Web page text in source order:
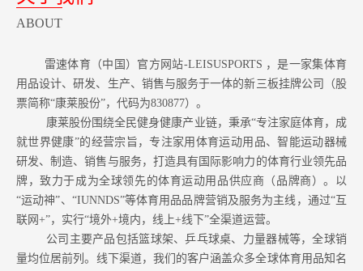
ABOUT
雷速体育（中国）官方网站-LEISUSPORTS ，是一家集体育
用品设计、研发、生产、销售与服务于一体的新三板挂牌公司（股
票简称“康莱股份”，代码为830877）。
康莱股份围绕全民健身健康产业链，秉承“专注家庭体育，成
就世界健康”的经营宗旨，专注家用体育运动用品、智能运动器械
研发、制造、销售与服务，打造具有国际影响力的体育行业领先品
牌，致力于成为全球领先的体育运动用品供应商（品牌商）。以
“运动神”、“IUNNDS”等体育用品品牌营销及服务为主线，通过“互
联网+”，实行“境外+境内，线上+线下”全渠道运营。
公司主要产品包括篮球架、乒乓球桌、力量器械等，全球销
量均位居前列。 线下渠道，我们的客户涵盖众多全球体育用品知名